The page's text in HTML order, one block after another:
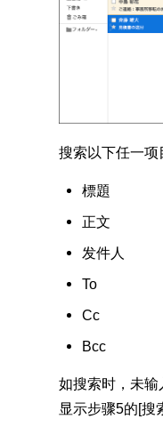
搜索以下任一项
標題
正文
发件人
To
Cc
Bcc
如搜索时，未
显示步骤5的[搜